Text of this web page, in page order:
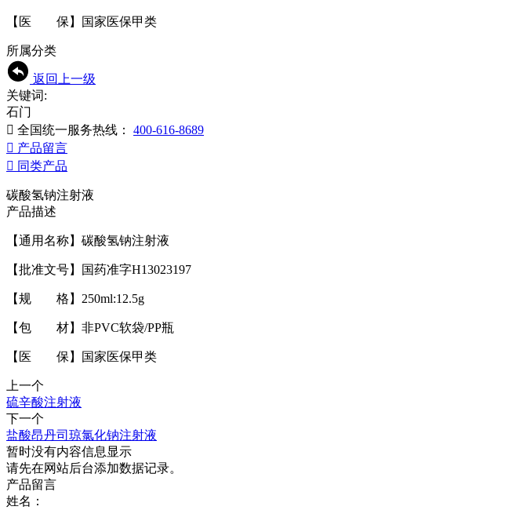
【医 保】国家医保甲类
所属分类
返回上一级
关键词:
石门
 全国统一服务热线： 400-616-8689
 产品留言
 同类产品
碳酸氢钠注射液
产品描述
【通用名称】碳酸氢钠注射液
【批准文号】国药准字H13023197
【规 格】250ml:12.5g
【包 材】非PVC软袋/PP瓶
【医 保】国家医保甲类
上一个
硫辛酸注射液
下一个
盐酸昂丹司琼氯化钠注射液
暂时没有内容信息显示
请先在网站后台添加数据记录。
产品留言
姓名：